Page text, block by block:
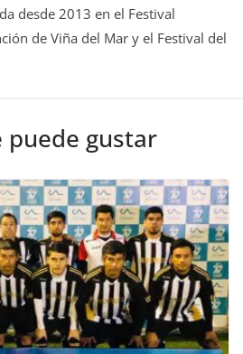
desde 2013 en el Festival
de Viña del Mar y el Festival del
puede gustar